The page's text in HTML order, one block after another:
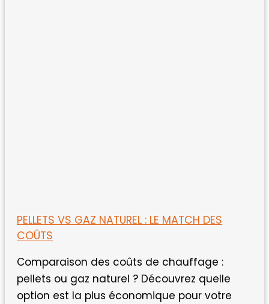
PELLETS VS GAZ NATUREL : LE MATCH DES
COÛTS
Comparaison des coûts de chauffage :
pellets ou gaz naturel ? Découvrez quelle
option est la plus économique pour votre